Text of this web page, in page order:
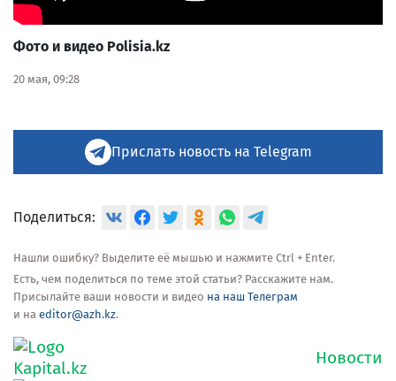
Фото и видео Polisia.kz
20 мая, 09:28
Прислать новость на Telegram
Поделиться:
Нашли ошибку? Выделите её мышью и нажмите Ctrl + Enter.
Есть, чем поделиться по теме этой статьи? Расскажите нам.
Присылайте ваши новости и видео на наш Телеграм
и на editor@azh.kz.